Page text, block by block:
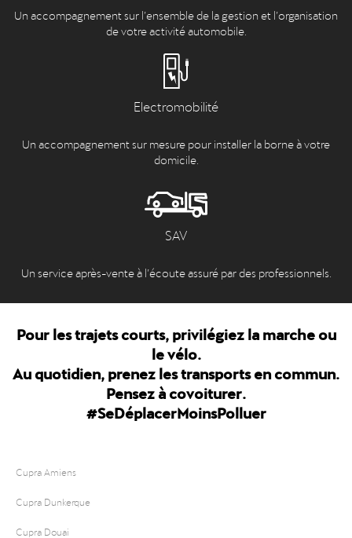
Un accompagnement sur l’ensemble de la gestion et l’organisation
de votre activité automobile.
Electromobilité
Un accompagnement sur mesure pour installer la borne à votre
domicile.
SAV
Un service après-vente à l’écoute assuré par des professionnels.
Pour les trajets courts, privilégiez la marche ou
le vélo.
Au quotidien, prenez les transports en commun.
Pensez à covoiturer.
#SeDéplacerMoinsPolluer
Cupra Amiens
Cupra Dunkerque
Cupra Douai